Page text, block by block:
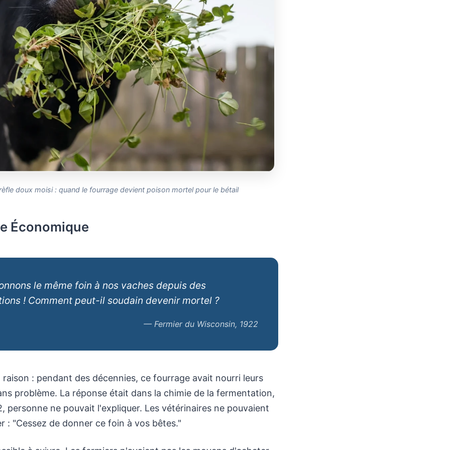
doux moisi : quand le fourrage devient poison mortel pour le bétail
Économique
le même foin à nos vaches depuis des
! Comment peut-il soudain devenir mortel ?
— Fermier du Wisconsin, 1922
raison : pendant des décennies, ce fourrage avait nourri leurs
problème. La réponse était dans la chimie de la fermentation,
personne ne pouvait l'expliquer. Les vétérinaires ne pouvaient
: "Cessez de donner ce foin à vos bêtes."